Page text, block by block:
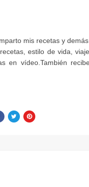
mis recetas y
estilo de vida,
en vídeo.También